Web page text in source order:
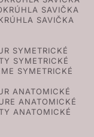
SAVIČKA
SAVIČKA
SYMETRICKÉ
SYMETRICKÉ
SYMETRICKÉ
ANATOMICKÉ
ANATOMICKÉ
ANATOMICKÉ